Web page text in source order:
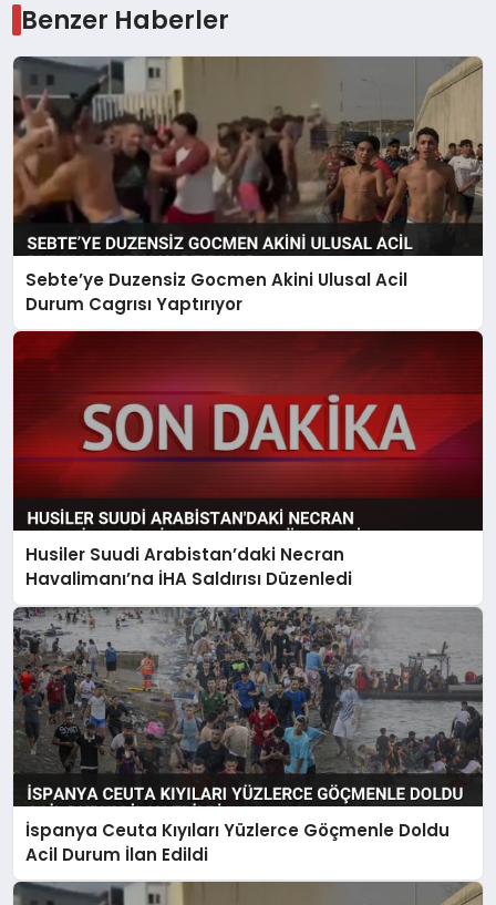
Benzer Haberler
Sebte’ye Duzensiz Gocmen Akini Ulusal Acil
Durum Cagrısı Yaptırıyor
Husiler Suudi Arabistan’daki Necran
Havalimanı’na İHA Saldırısı Düzenledi
İspanya Ceuta Kıyıları Yüzlerce Göçmenle Doldu
Acil Durum İlan Edildi